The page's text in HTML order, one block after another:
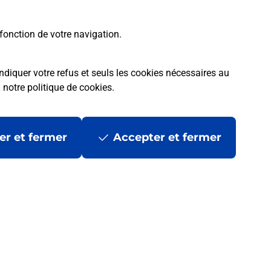
de votre navigation.
votre refus et seuls les cookies nécessaires au
notre politique de cookies.
et fermer Accepter et fermer